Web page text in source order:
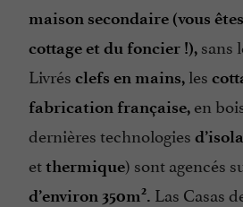
maison secondaire (vous
cottage et du foncier !), sans
Livrés clefs en mains, les
fabrication française, en
dernières technologies
etthermique) sont agencés
d’environ 350m2. Las Casas